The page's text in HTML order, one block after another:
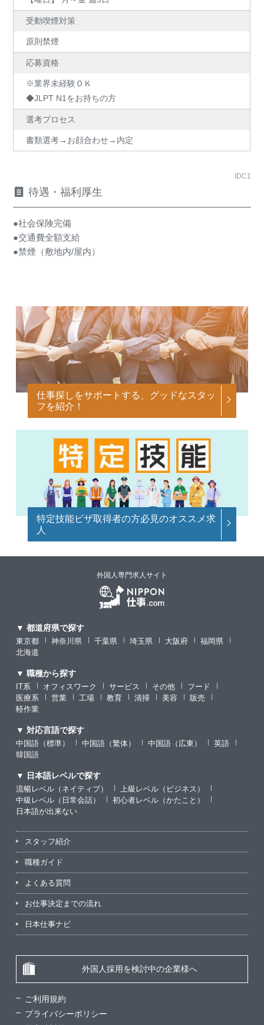
受動喫煙対策
原則禁煙
応募資格
※業界未経験ＯＫ
◆JLPT N1をお持ちの方
選考プロセス
書類選考→お顔合わせ→内定
IDC1
待遇・福利厚生
●社会保険完備
●交通費全額支給
●禁煙（敷地内/屋内）
仕事探しをサポートする、グッドなスタッ
フを紹介！
特定技能ビザ取得者の方必見のオススメ求
人
外国人専門求人サイト
▼ 都道府県で探す
東京都 神奈川県 千葉県 埼玉県 大阪府
福岡県
北海道
▼ 職種から探す
IT系 オフィスワーク サービス その他
フード
医療系
営業 工場 教育 清掃 美容
販売
軽作業
▼ 対応言語で探す
中国語（標準） 中国語（繁体） 中国語（広東）
英語
韓国語
▼ 日本語レベルで探す
流暢レベル（ネイティブ）
上級レベル（ビジネス）
中級レベル（日常会話）
初心者レベル（かたこと）
日本語が出来ない
スタッフ紹介
職種ガイド
よくある質問
お仕事決定までの流れ
日本仕事ナビ
外国人採用を検討中の企業様へ
ご利用規約
プライバシーポリシー